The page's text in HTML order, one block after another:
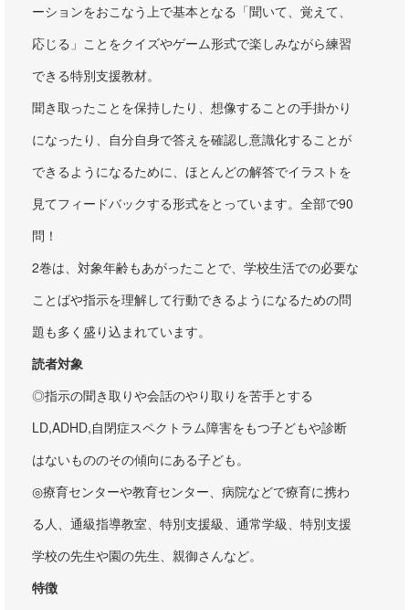
ーションをおこなう上で基本となる「聞いて、覚えて、
応じる」ことをクイズやゲーム形式で楽しみながら練習
できる特別支援教材。
聞き取ったことを保持したり、想像することの手掛かり
になったり、自分自身で答えを確認し意識化することが
できるようになるために、ほとんどの解答でイラストを
見てフィードバックする形式をとっています。全部で90
問！
2巻は、対象年齢もあがったことで、学校生活での必要な
ことばや指示を理解して行動できるようになるための問
題も多く盛り込まれています。
読者対象
◎指示の聞き取りや会話のやり取りを苦手とする
LD,ADHD,自閉症スペクトラム障害をもつ子どもや診断
はないもののその傾向にある子ども。
◎療育センターや教育センター、病院などで療育に携わ
る人、通級指導教室、特別支援級、通常学級、特別支援
学校の先生や園の先生、親御さんなど。
特徴